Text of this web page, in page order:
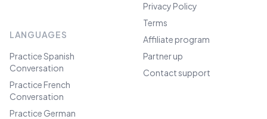
LANGUAGES
Practice Spanish
Conversation
Practice French
Conversation
Practice German
Privacy Policy
Terms
Affiliate program
Partner up
Contact support